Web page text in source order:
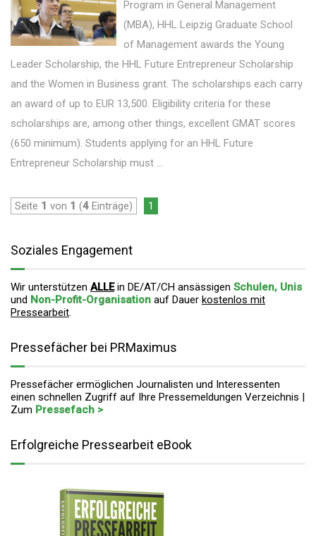
Program in General Management
(MBA), HHL Leipzig Graduate School
of Management awards the Young
Leader Scholarship, the HHL Future Entrepreneur Scholarship
and the Women in Business grant. The scholarships each carry
an award of up to EUR 13,500. Eligibility criteria for these
scholarships are, among other things, excellent GMAT scores
(650 minimum). Students applying for an HHL Future
Entrepreneur Scholarship must ...
Seite 1 von 1 (4 Einträge) 1
Soziales Engagement
Wir unterstützen ALLEin DE/AT/CH ansässigen Schulen, Unis
und Non-Profit-Organisation auf Dauer kostenlos mit
Pressearbeit.
Pressefächer bei PRMaximus
Pressefächer ermöglichen Journalisten und Interessenten
einen schnellen Zugriff auf Ihre Pressemeldungen Verzeichnis |
Zum Pressefach >
Erfolgreiche Pressearbeit eBook